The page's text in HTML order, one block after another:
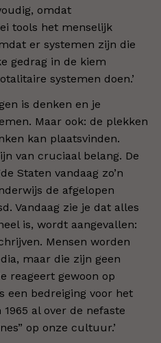
omdat
tools het menselijk
er systemen zijn die
gedrag in de kiem
systemen doen.’
is denken en je
Maar ook: de plekken
kan plaatsvinden.
van cruciaal belang. De
Staten vandaag zo’n
de afgelopen
Vandaag zie je dat alles
is, wordt aangevallen:
Mensen worden
maar die zijn geen
reageert gewoon op
een bedreiging voor het
al over de nefaste
op onze cultuur.’